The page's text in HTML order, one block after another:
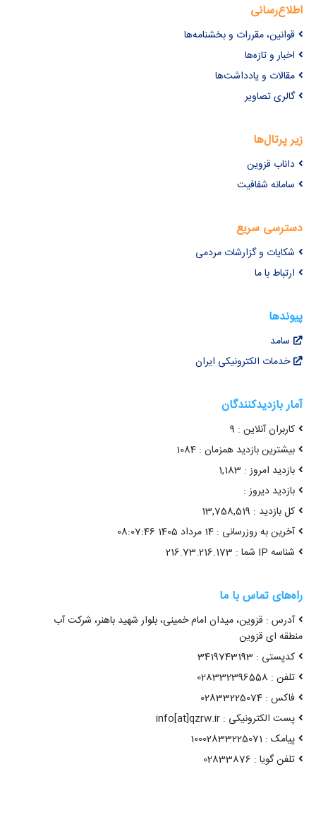
اطلاع‌رسانی
قوانین، مقررات و بخشنامه‌ها
اخبار و تازه‌ها
مقالات و یادداشت‌ها
گالری تصاویر
زیر پرتال‌ها
داناب قزوین
سامانه شفافیت
دسترسی سریع
شکایات و گزارشات مردمی
ارتباط با ما
پیوندها
سامد
خدمات الکترونیکی ایران
آمار بازدیدکنندگان
کاربران آنلاین : 9
بیشترین بازدید همزمان : 1084
بازدید امروز : 1,183
بازدید دیروز :
کل بازدید : 13,758,519
آخرین به روزرسانی : 14 مرداد 1405 08:07:46
شناسه IP شما : 216.73.216.173
راه‌های تماس با ما
آدرس : قزوین، میدان امام خمینی، بلوار شهید باهنر، شرکت آب
منطقه ای قزوین
کدپستی : 3419743193
تلفن : 028332396558
فاکس : 02833225074
پست الکترونیکی : info[at]qzrw.ir
پیامک : 10002833225071
تلفن گویا : 02833876